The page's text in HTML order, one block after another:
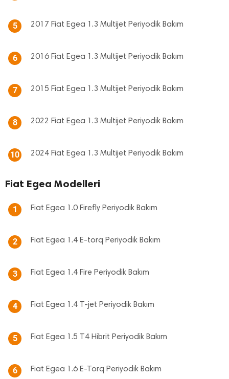
5 2017 Fiat Egea 1.3 Multijet Periyodik Bakım
6 2016 Fiat Egea 1.3 Multijet Periyodik Bakım
7 2015 Fiat Egea 1.3 Multijet Periyodik Bakım
8 2022 Fiat Egea 1.3 Multijet Periyodik Bakım
10 2024 Fiat Egea 1.3 Multijet Periyodik Bakım
Fiat Egea Modelleri
1 Fiat Egea 1.0 Firefly Periyodik Bakım
2 Fiat Egea 1.4 E-torq Periyodik Bakım
3 Fiat Egea 1.4 Fire Periyodik Bakım
4 Fiat Egea 1.4 T-jet Periyodik Bakım
5 Fiat Egea 1.5 T4 Hibrit Periyodik Bakım
6 Fiat Egea 1.6 E-Torq Periyodik Bakım